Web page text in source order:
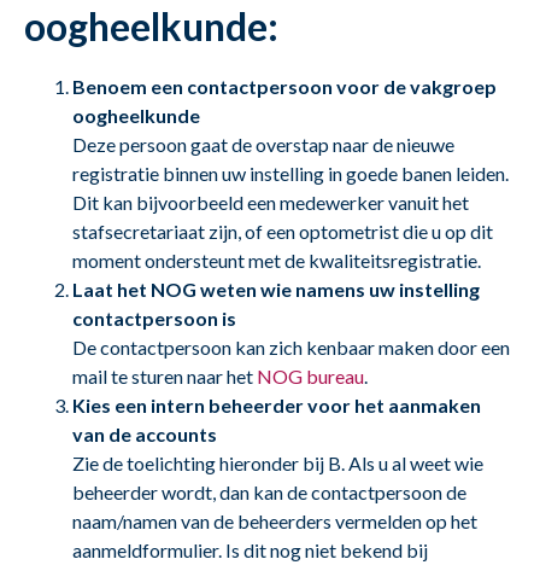
oogheelkunde:
Benoem een contactpersoon voor de vakgroep
oogheelkunde
Deze persoon gaat de overstap naar de nieuwe
registratie binnen uw instelling in goede banen leiden.
Dit kan bijvoorbeeld een medewerker vanuit het
stafsecretariaat zijn, of een optometrist die u op dit
moment ondersteunt met de kwaliteitsregistratie.
Laat het NOG weten wie namens uw instelling
contactpersoon is
De contactpersoon kan zich kenbaar maken door een
mail te sturen naar het NOG bureau
Kies een intern beheerder voor het aanmaken
van de accounts
Zie de toelichting hieronder bij B. Als u al weet wie
beheerder wordt, dan kan de contactpersoon de
naam/namen van de beheerders vermelden op het
aanmeldformulier. Is dit nog niet bekend bij